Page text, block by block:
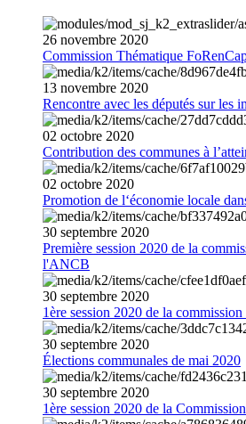
26 novembre 2020
Commission Thématique
13 novembre 2020
Rencontre avec les députés sur les
02 octobre 2020
Contribution des communes à
02 octobre 2020
Promotion de l‘économie locale
30 septembre 2020
Première session 2020 de la
l'ANCB
30 septembre 2020
1ère session 2020 de la
30 septembre 2020
Élections communales de mai 2020
30 septembre 2020
1ère session 2020 de la